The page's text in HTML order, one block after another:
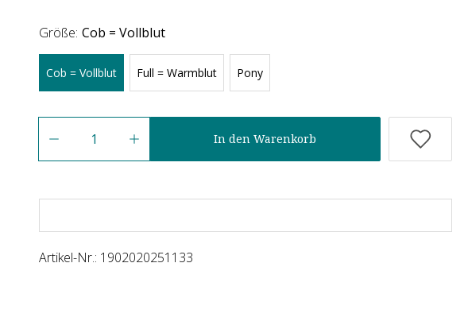
Größe: Cob = Vollblut
Cob = Vollblut Full = Warmblut Pony
In den Warenkorb
Artikel-Nr.: 1902020251133